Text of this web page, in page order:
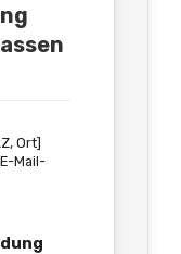
Ort]
Mail-